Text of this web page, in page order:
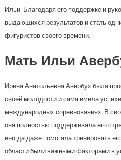
Ильи. Благодаря его поддержке и
выдающихся результатов и стать
фигуристов своего времени.
Мать Ильи
Ирина Анатольевна Авербух была
своей молодости и сама имела
международных соревнованиях. В
она полностью поддерживала его
иногда даже помогала тренировать
области были важными факторами в